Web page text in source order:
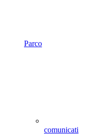
Parco
comunicati